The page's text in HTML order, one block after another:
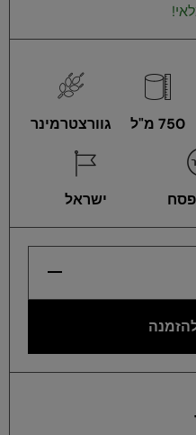
750 מ"ל גוורצטרמינר
ישראל
הפחתת
גוורצטרמינר